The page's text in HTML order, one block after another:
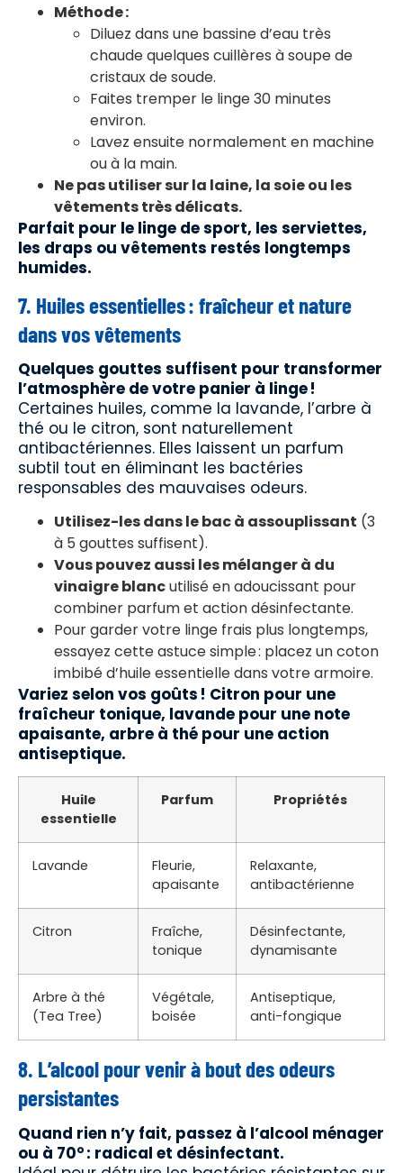
Méthode :
Diluez dans une bassine d’eau très
chaude quelques cuillères à soupe de
cristaux de soude.
Faites tremper le linge 30 minutes
environ.
Lavez ensuite normalement en machine
ou à la main.
Ne pas utiliser sur la laine, la soie ou les
vêtements très délicats.
Parfait pour le linge de sport, les serviettes,
les draps ou vêtements restés longtemps
humides.
7. Huiles essentielles : fraîcheur et nature
dans vos vêtements
Quelques gouttes suffisent pour transformer
l’atmosphère de votre panier à linge !
Certaines huiles, comme la lavande, l’arbre à
thé ou le citron, sont naturellement
antibactériennes. Elles laissent un parfum
subtil tout en éliminant les bactéries
responsables des mauvaises odeurs.
Utilisez-les dans le bac à assouplissant (3
à 5 gouttes suffisent).
Vous pouvez aussi les mélanger à du
vinaigre blancutilisé en adoucissant pour
combiner parfum et action désinfectante.
Pour garder votre linge frais plus longtemps,
essayez cette astuce simple : placez un coton
imbibé d’huile essentielle dans votre armoire.
Variez selon vos goûts ! Citron pour une
fraîcheur tonique, lavande pour une note
apaisante, arbre à thé pour une action
antiseptique.
Huile
essentielle
Parfum Propriétés
Lavande
Fleurie,
apaisante
Relaxante,
antibactérienne
Citron
Fraîche,
tonique
Désinfectante,
dynamisante
Arbre à thé
(Tea Tree)
Végétale,
boisée
Antiseptique,
anti-fongique
8. L’alcool pour venir à bout des odeurs
persistantes
Quand rien n’y fait, passez à l’alcool ménager
ou à 70° : radical et désinfectant.